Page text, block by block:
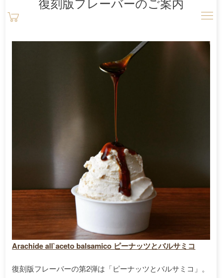
Arachide all`aceto balsamico ピーナッツとバルサミコ
復刻版フレーバーの第2弾は「ピーナッツとバルサミコ」。